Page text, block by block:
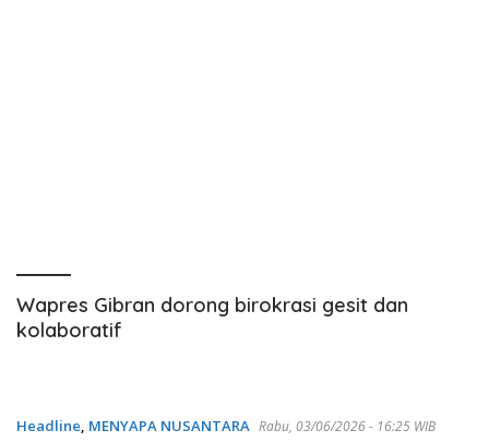
Wapres Gibran dorong birokrasi gesit dan
kolaboratif
Headline, MENYAPA NUSANTARA Rabu, 03/06/2026 - 16:25 WIB